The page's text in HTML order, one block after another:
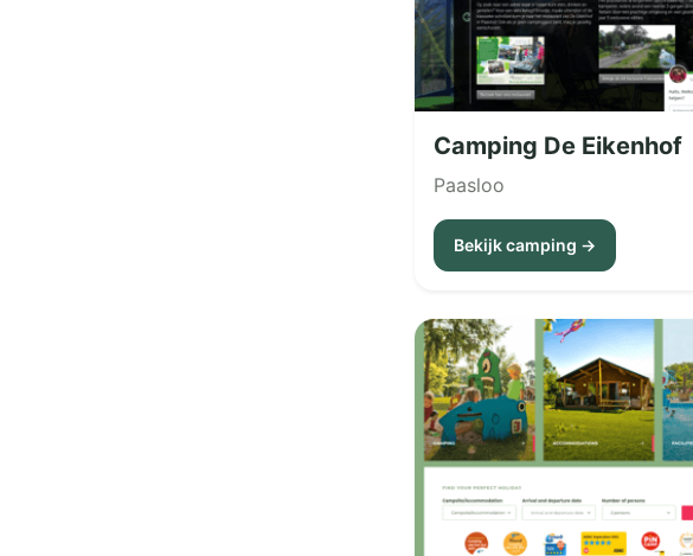
Camping De Eikenhof
Paasloo
Bekijk camping →